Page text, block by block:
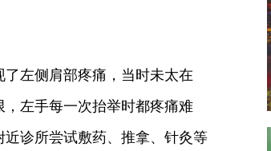
左侧肩部疼痛，当时未太在
左手每一次抬举时都疼痛难
诊所尝试敷药、推拿、针灸等